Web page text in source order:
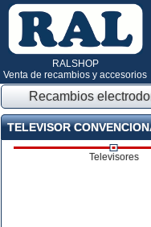
RALSHOP
Venta de recambios y accesorios
Recambios
TELEVISOR
Televisores